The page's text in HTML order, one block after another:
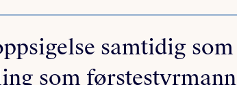
samtidig som
som førstestyrmann